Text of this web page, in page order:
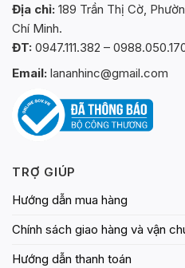
Địa chỉ: 189 Trần Thị Cờ,
Chí Minh.
ĐT: 0947.111.382 –
Email: lananhinc@gmail.com
TRỢ GIÚP
Hướng dẫn mua hàng
Chính sách giao hàng và vận
Hướng dẫn thanh toán